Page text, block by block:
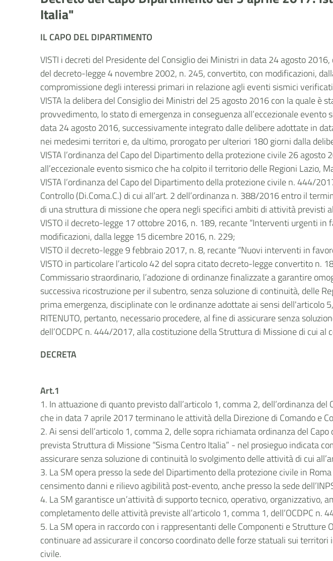
Italia"
IL CAPO DEL DIPARTIMENTO
VISTI i decreti del Presidente del Consiglio dei Ministri in data 24 agosto
del decreto-legge 4 novembre 2002, n. 245, convertito, con modificazioni,
compromissione degli interessi primari in relazione agli eventi sismici
VISTA la delibera del Consiglio dei Ministri del 25 agosto 2016 con la quale
provvedimento, lo stato di emergenza in conseguenza all’eccezionale
data 24 agosto 2016, successivamente integrato dalle delibere adottate in
nei medesimi territori e, da ultimo, prorogato per ulteriori 180 giorni dalla
VISTA l’ordinanza del Capo del Dipartimento della protezione civile 26
all’eccezionale evento sismico che ha colpito il territorio delle Regioni Lazio,
VISTA l’ordinanza del Capo del Dipartimento della protezione civile n. 444/
Controllo (Di.Coma.C.) di cui all’art. 2 dell’ordinanza n. 388/2016 entro il
di una struttura di missione che opera negli specifici ambiti di attività previsti
VISTO il decreto-legge 17 ottobre 2016, n. 189, recante “Interventi urgenti
modificazioni, dalla legge 15 dicembre 2016, n. 229;
VISTO il decreto-legge 9 febbraio 2017, n. 8, recante “Nuovi interventi in
VISTO in particolare l’articolo 42 del sopra citato decreto-legge convertito
Commissario straordinario, l’adozione di ordinanze finalizzate a garantire
successiva ricostruzione per il subentro, senza soluzione di continuità, delle
prima emergenza, disciplinate con le ordinanze adottate ai sensi dell'articolo
RITENUTO, pertanto, necessario procedere, al fine di assicurare senza
dell’OCDPC n. 444/2017, alla costituzione della Struttura di Missione di cui
DECRETA
Art.1
1. In attuazione di quanto previsto dall’articolo 1, comma 2, dell’ordinanza
che in data 7 aprile 2017 terminano le attività della Direzione di Comando e
2. Ai sensi dell’articolo 1, comma 2, delle sopra richiamata ordinanza del
prevista Struttura di Missione “Sisma Centro Italia” - nel prosieguo indicata
assicurare senza soluzione di continuità lo svolgimento delle attività di cui
3. La SM opera presso la sede del Dipartimento della protezione civile in
censimento danni e rilievo agibilità post-evento, anche presso la sede
4. La SM garantisce un’attività di supporto tecnico, operativo,
completamento delle attività previste all’articolo 1, comma 1, dell’OCDPC n.
5. La SM opera in raccordo con i rappresentanti delle Componenti e
continuare ad assicurare il concorso coordinato delle forze statuali sui
civile.